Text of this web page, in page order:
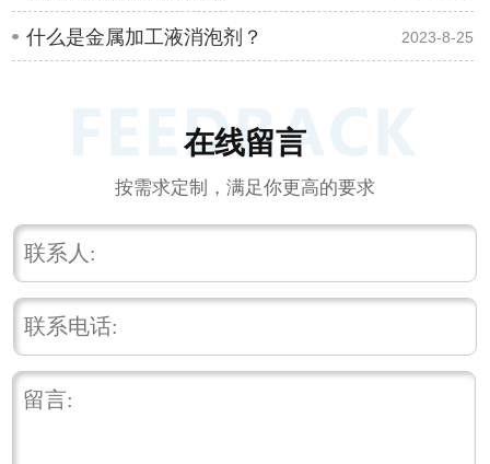
什么是金属加工液消泡剂？ 2023-8-25
在线留言
按需求定制，满足你更高的要求